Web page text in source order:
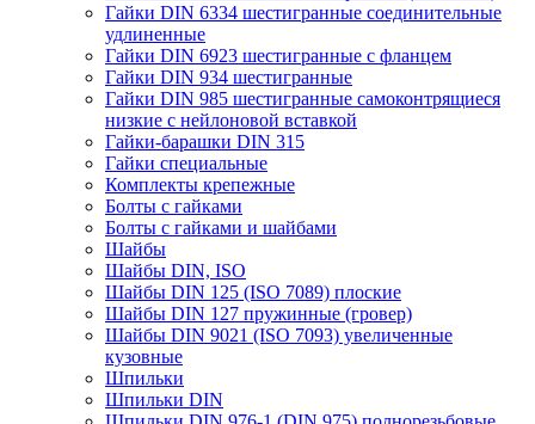
Гайки DIN 6334 шестигранные соединительные
удлиненные
Гайки DIN 6923 шестигранные с фланцем
Гайки DIN 934 шестигранные
Гайки DIN 985 шестигранные самоконтрящиеся
низкие с нейлоновой вставкой
Гайки-барашки DIN 315
Гайки специальные
Комплекты крепежные
Болты с гайками
Болты с гайками и шайбами
Шайбы
Шайбы DIN, ISO
Шайбы DIN 125 (ISO 7089) плоские
Шайбы DIN 127 пружинные (гровер)
Шайбы DIN 9021 (ISO 7093) увеличенные
кузовные
Шпильки
Шпильки DIN